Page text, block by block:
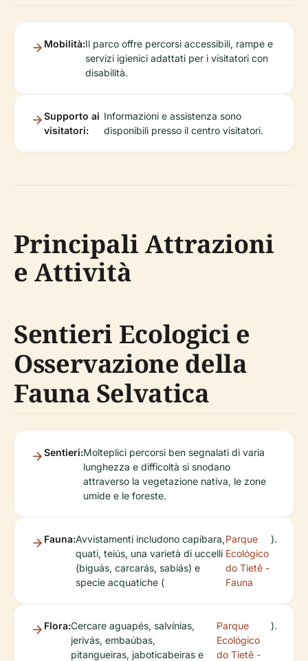
Mobilità:Il parco offre percorsi accessibili, rampe e
servizi igienici adattati per i visitatori con
disabilità.
Supporto ai
visitatori:
Informazioni e assistenza sono
disponibili presso il centro visitatori.
Principali Attrazioni
e Attività
Sentieri Ecologici e
Osservazione della
Fauna Selvatica
Sentieri:Molteplici percorsi ben segnalati di varia
lunghezza e difficoltà si snodano
attraverso la vegetazione nativa, le zone
umide e le foreste.
Fauna:Avvistamenti includono capibara,
quati, teiús, una varietà di uccelli
(biguás, carcarás, sabiás) e
specie acquatiche (
Parque
Ecológico
do Tietê -
Fauna
).
Flora:Cercare aguapés, salvínias,
jerivás, embaúbas,
pitangueiras, jaboticabeiras e
Parque
Ecológico
do Tietê -
).